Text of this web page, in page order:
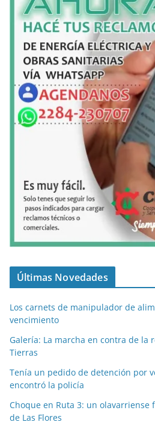
Últimas Novedades
Los carnets de manipulador de
vencimiento
Galería: La marcha en contra de la
Tierras
Tenía un pedido de detención por
encontró la policía
Choque en Ruta 3: un
de Las Flores